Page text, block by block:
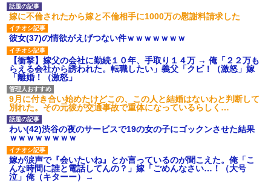
後続車にクラクションを鳴ら
され彼氏が逆切れ。「何クラク
ション鳴らしてんだ！降りてこ
いよ！」と怒鳴りだし...
【衝撃】報酬100万円超の治験
募集がこちらｗｗｗｗｗ(※画像
あり)
【ネット騒然】惨殺されたタ
ワマン頂き女子のこの動画、す
げえええええｗｗｗｗｗｗｗｗ
ｗｗｗ
【愕然】白のクラウン俺氏、
高速道路左車線を制限速度で走
った結果wwwwwwwwwwww
百年の恋12-899 食べた量を
張り合ってくる
【悲報】佐藤輝明・・・２軍
でも盛大にやらかす←あまり悲
しませないでくれ
嫁に不倫されたから嫁と不倫相手に1000万の慰謝料請求した
彼女(37)の情欲がえげつない件ｗｗｗｗｗｗｗ
【衝撃】嫁父の会社に勤続１０年、手取り１４万 → 俺「２２万も
らえる会社から誘われた。転職したい」義父「クビ！（激怒」嫁
「離婚！（激怒」
9月に付き合い始めたけどこの、この人と結婚はないわと判断して
別れた。その元彼が交通事故で重体になっているらしく…
わい(42)渋谷の夜のサービスで19の女の子にゴックンさせた結果
ｗｗｗｗｗｗｗｗ
嫁が涙声で『会いたいね』とか言っているのが聞こえた。俺「こ
んな時間に誰と電話してんの？」嫁「ごめんなさい…！（大号
泣」俺（キターー）→